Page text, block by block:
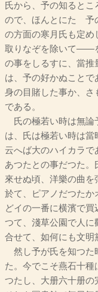
氏から、予の知ると
ので、ほんとにたゞ
の方面の寒月氏も定め
取りなぞを除いて――
の事をしるすに、當推
は、予の好かぬことで
身の目賭した事か、さ
である。
氏の極若い時は無論
は、氏は極若い時は
云へば大のハイカラ
あつたとの事だつた
來せぬ頃、洋樂の曲
於て、ピアノだつたか
どイの一番に横濱で
つて、淺草公園で人に
合せて、如何にも文明
然し予が氏を知つた
た。今でこそ燕石十
つたし、大册六十册の